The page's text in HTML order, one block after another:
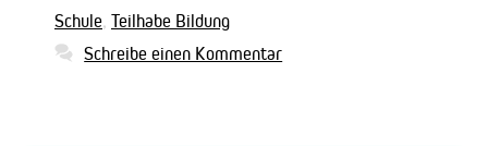
Schule Teilhabe Bildung
Schreibe einen Kommentar